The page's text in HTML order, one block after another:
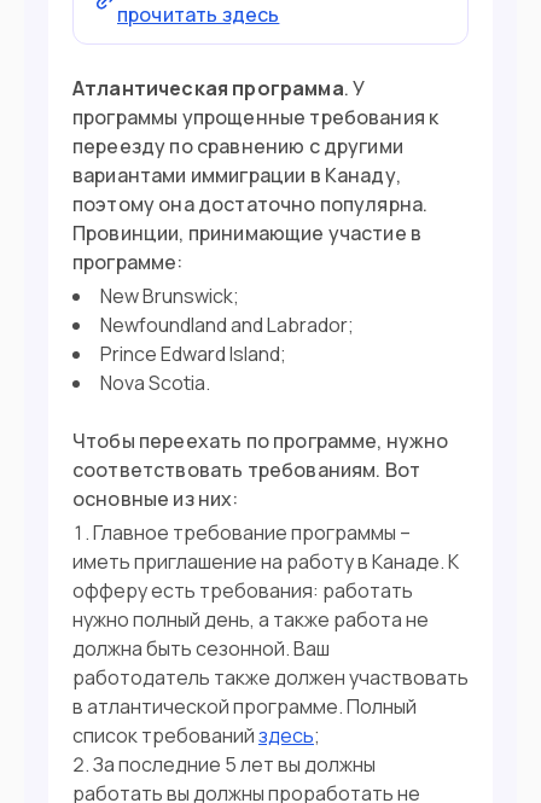
прочитать здесь
Атлантическая программа. У
программы упрощенные требования к
переезду по сравнению с другими
вариантами иммиграции в Канаду,
поэтому она достаточно популярна.
Провинции, принимающие участие в
программе:
New Brunswick;
Newfoundland and Labrador;
Prince Edward Island;
Nova Scotia.
Чтобы переехать по программе, нужно
соответствовать требованиям. Вот
основные из них:
Главное требование программы –
иметь приглашение на работу в Канаде. К
офферу есть требования: работать
нужно полный день, а также работа не
должна быть сезонной. Ваш
работодатель также должен участвовать
в атлантической программе. Полный
список требованийздесь;
За последние 5 лет вы должны
работать вы должны проработать не